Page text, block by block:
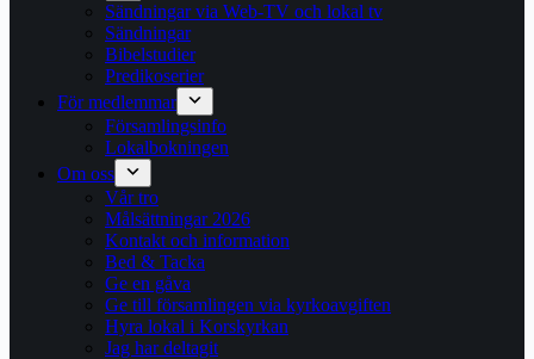
Sändningar via Web-TV och lokal tv
Sändningar
Bibelstudier
Predikoserier
För medlemmar
Församlingsinfo
Lokalbokningen
Om oss
Vår tro
Målsättningar 2026
Kontakt och information
Bed & Tacka
Ge en gåva
Ge till församlingen via kyrkoavgiften
Hyra lokal i Korskyrkan
Jag har deltagit